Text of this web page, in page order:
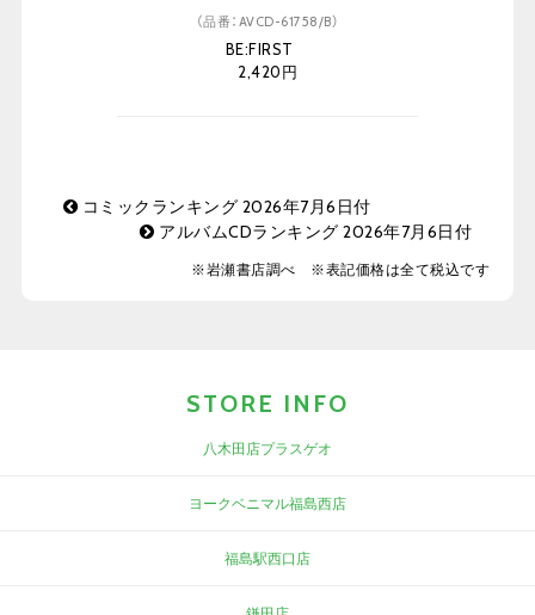
（品番：AVCD-61758/B）
BE:FIRST
2,420円
コミックランキング 2026年7月6日付
アルバムCDランキング 2026年7月6日付
※岩瀬書店調べ ※表記価格は全て税込です
STORE INFO
八木田店プラスゲオ
ヨークベニマル福島西店
福島駅西口店